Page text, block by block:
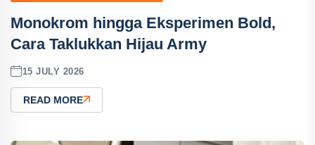
Monokrom hingga Eksperimen Bold,
Cara Taklukkan Hijau Army
15 JULY 2026
READ MORE